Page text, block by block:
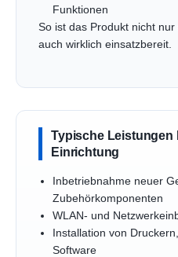
Funktionen
So ist das Produkt nicht
auch wirklich einsatzbereit.
Typische Leistungen
Einrichtung
Inbetriebnahme neuer
Zubehörkomponenten
WLAN- und
Installation von
Software